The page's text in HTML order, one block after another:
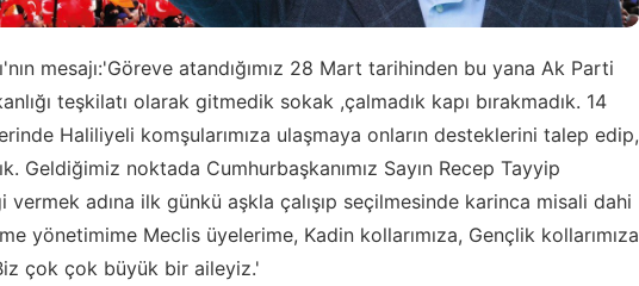
mesajı:'Göreve atandığımız 28 Mart tarihinden bu yana Ak Parti
teşkilatı olarak gitmedik sokak ,çalmadık kapı bırakmadık. 14
Haliliyeli komşularımıza ulaşmaya onların desteklerini talep edip,
Geldiğimiz noktada Cumhurbaşkanımız Sayın Recep Tayyip
vermek adına ilk günkü aşkla çalışıp seçilmesinde karinca misali dahi
yönetimime Meclis üyelerime, Kadin kollarımıza, Gençlik kollarımıza
çok çok büyük bir aileyiz.'